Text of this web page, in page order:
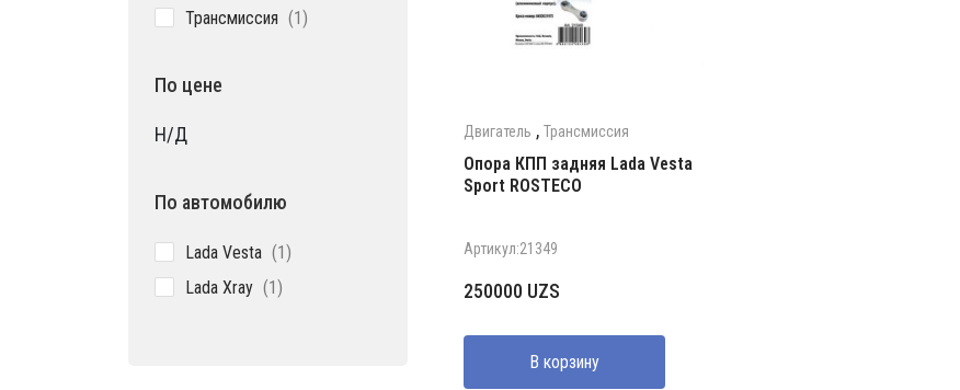
Трансмиссия 1 1
По цене
Н/Д
По автомобилю
Lada Vesta 1 1
Lada Xray 1 1
Двигатель , Трансмиссия
Опора КПП задняя Lada Vesta
Sport ROSTECO
Артикул:21349
250000 UZS
В корзину